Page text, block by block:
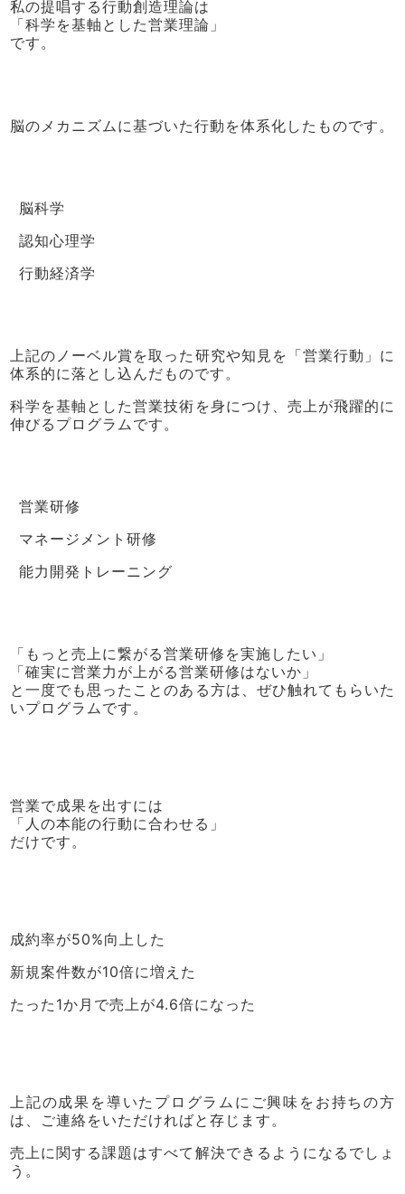
私の提唱する行動創造理論は
「科学を基軸とした営業理論」
です。
脳のメカニズムに基づいた行動を体系化したものです。
脳科学
認知心理学
行動経済学
上記のノーベル賞を取った研究や知見を「営業行動」に
体系的に落とし込んだものです。
科学を基軸とした営業技術を身につけ、売上が飛躍的に
伸びるプログラムです。
営業研修
マネージメント研修
能力開発トレーニング
「もっと売上に繋がる営業研修を実施したい」
「確実に営業力が上がる営業研修はないか」
と一度でも思ったことのある方は、ぜひ触れてもらいた
いプログラムです。
営業で成果を出すには
「人の本能の行動に合わせる」
だけです。
成約率が50%向上した
新規案件数が10倍に増えた
たった1か月で売上が4.6倍になった
上記の成果を導いたプログラムにご興味をお持ちの方
は、ご連絡をいただければと存じます。
売上に関する課題はすべて解決できるようになるでしょ
う。